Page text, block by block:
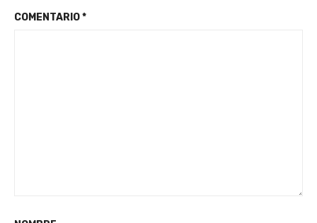
COMENTARIO*